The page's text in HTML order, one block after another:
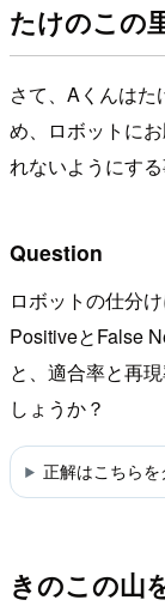
たけのこの
さて、Aくんは
め、ロボットに
れないようにする
Question
ロボットの仕分
PositiveとFalse
と、適合率と再
しょうか？
正解はこちらを
きのこの山